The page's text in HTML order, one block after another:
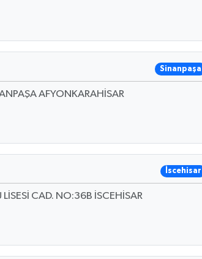
Sinanpaşa
AFYONKARAHİSAR
İscehisar
CAD. NO:36B İSCEHİSAR